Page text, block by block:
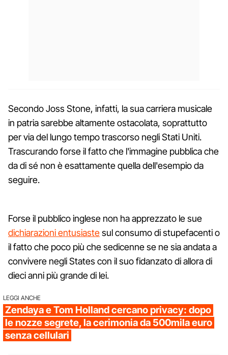
Secondo Joss Stone, infatti, la sua carriera musicale
in patria sarebbe altamente ostacolata, soprattutto
per via del lungo tempo trascorso negli Stati Uniti.
Trascurando forse il fatto che l'immagine pubblica che
da di sé non è esattamente quella dell'esempio da
seguire.
Forse il pubblico inglese non ha apprezzato le sue
dichiarazioni entusiastesul consumo di stupefacenti o
il fatto che poco più che sedicenne se ne sia andata a
convivere negli States con il suo fidanzato di allora di
dieci anni più grande di lei.
LEGGI ANCHE
Zendaya e Tom Holland cercano privacy: dopo
le nozze segrete, la cerimonia da 500mila euro
senza cellulari